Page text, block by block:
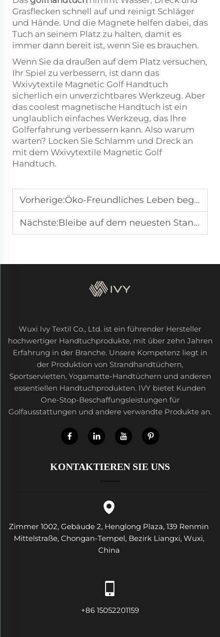
Grasflecken schnell auf und reinigt Schläger
und Hände. Und die Magnete helfen dabei, das
Tuch an seinem Platz zu halten, damit es
immer dann bereit ist, wenn Sie es brauchen.
Wenn Sie da draußen auf dem Platz versuchen,
Ihr Spiel zu verbessern, ist dann das
Wxivytextile Magnetic Golf Handtuch
sicherlich ein unverzichtbares Werkzeug. Aber
das coolest magnetische Handtuch ist ein
unglaublich einfaches Werkzeug, das Ihre
Golferfahrung verbessern kann. Also warum
warten? Locken Sie Schlamm und Dreck an
mit dem Wxivytextile Magnetic Golf
Handtuch.
Vorherige:Öko-Freundliches Leben beginnt mit Mikrofaserhandtüchern
Nächste:Bleibe auf dem neuesten Stand mit innovativen magnetischen Golftüchern
Wuxi Ivy Textil Co., Ltd. ist ein führender Hersteller
hochwertiger Handtuchprodukte, mit über zehn Jahren
Erfahrung in der Branche. Unsere Kompetenz liegt in
der Produktion von Strandhandtüchern,
Sportservietten, Yogamatte-Handtüchern und anderen
essentiellen Handtuchprodukten. IVY bietet Kunden
One-Stop-Beschaffungsleistungen für
Golfausstattungen und andere verwandte Produkte an.
KONTAKTIEREN SIE UNS
Zimmer 1002, Gebäude 2, Henglong Plaza, 139 Renmin
Mittelstraße, Chongan-Tempel, Bezirk Liangxi, Wuxi,
China
+86 15052201159